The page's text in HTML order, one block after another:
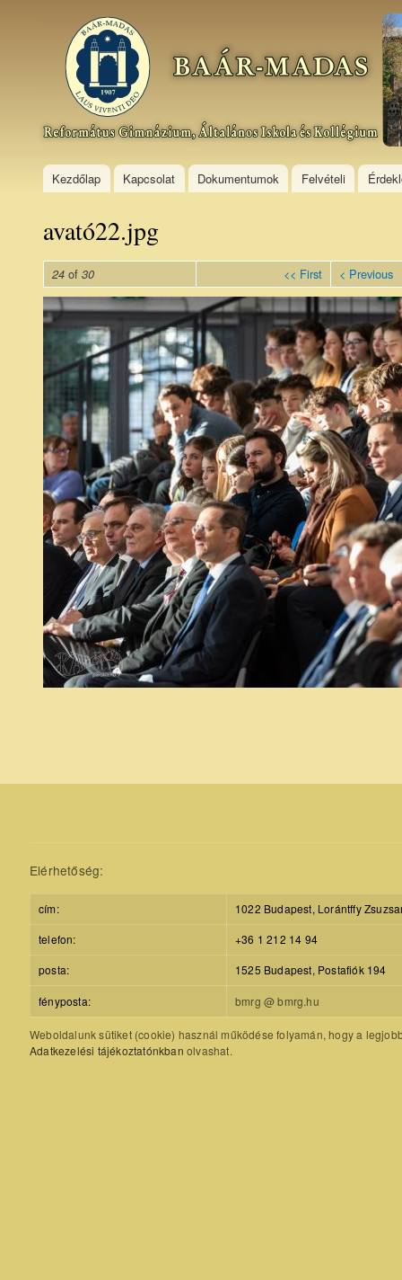
Baár–
Madas
Református
Gimnázium,
Általános
Kollégium
Kezdőlap Kapcsolat Dokumentumok Felvételi
avató22.jpg
24 of 30 << First < Previous
avató22.jpg
Elérhetőség:
cím:
1022 Budapest, Lorántffy
telefon:
+36 1 212 14 94
posta:
1525 Budapest, Postafiók 194
fényposta: bmrg @ bmrg.hu
Weboldalunk sütiket (cookie) használ működése folyamán, hogy a
Adatkezelési tájékoztatónkban olvashat.